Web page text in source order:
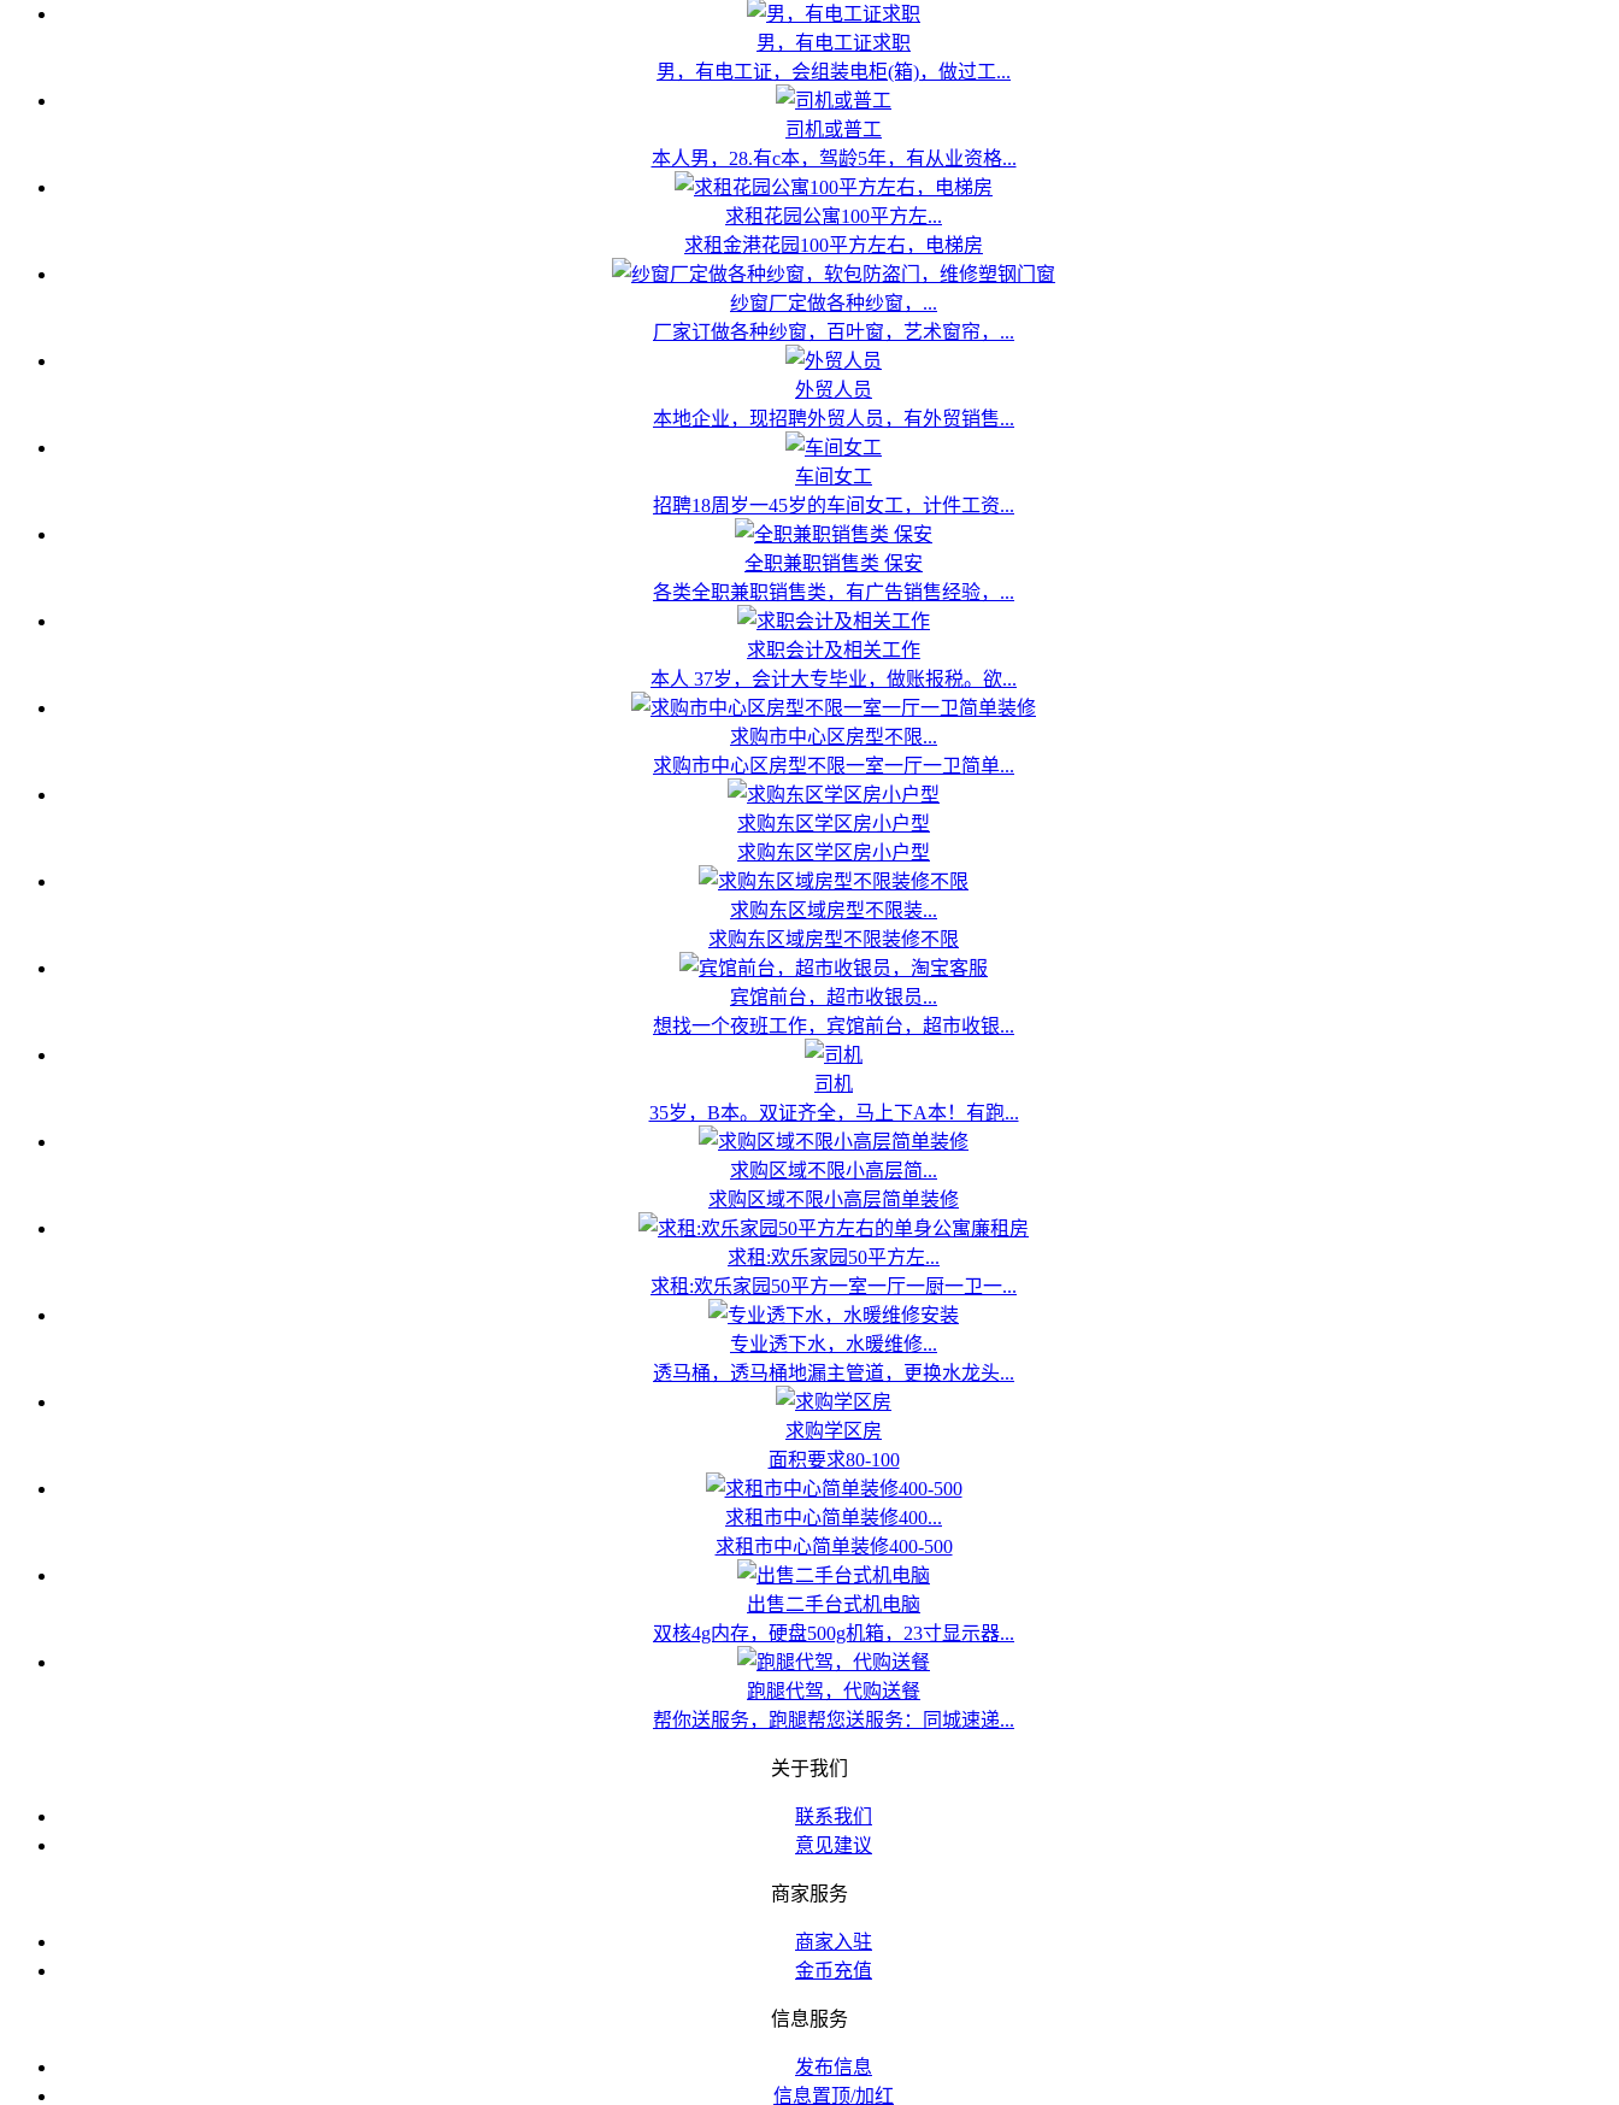
男，有电工证求职
男，有电工证，会组装电柜(箱)，做过工...
司机或普工
本人男，28.有c本，驾龄5年，有从业资格...
求租花园公寓100平方左...
求租金港花园100平方左右，电梯房
纱窗厂定做各种纱窗，...
厂家订做各种纱窗，百叶窗，艺术窗帘，...
外贸人员
本地企业，现招聘外贸人员，有外贸销售...
车间女工
招聘18周岁一45岁的车间女工，计件工资...
全职兼职销售类 保安
各类全职兼职销售类，有广告销售经验，...
求职会计及相关工作
本人 37岁，会计大专毕业，做账报税。欲...
求购市中心区房型不限...
求购市中心区房型不限一室一厅一卫简单...
求购东区学区房小户型
求购东区学区房小户型
求购东区域房型不限装...
求购东区域房型不限装修不限
宾馆前台，超市收银员...
想找一个夜班工作，宾馆前台，超市收银...
司机
35岁，B本。双证齐全，马上下A本！有跑...
求购区域不限小高层简...
求购区域不限小高层简单装修
求租:欢乐家园50平方左...
求租:欢乐家园50平方一室一厅一厨一卫一...
专业透下水，水暖维修...
透马桶，透马桶地漏主管道，更换水龙头...
求购学区房
面积要求80-100
求租市中心简单装修400...
求租市中心简单装修400-500
出售二手台式机电脑
双核4g内存，硬盘500g机箱，23寸显示器...
跑腿代驾，代购送餐
帮你送服务，跑腿帮您送服务：同城速递...
关于我们
联系我们
意见建议
商家服务
商家入驻
金币充值
信息服务
发布信息
信息置顶/加红